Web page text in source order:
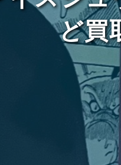
ど買